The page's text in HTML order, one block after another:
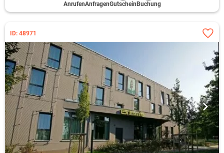
AnrufenAnfragenGutschein Buchung
ID: 48971